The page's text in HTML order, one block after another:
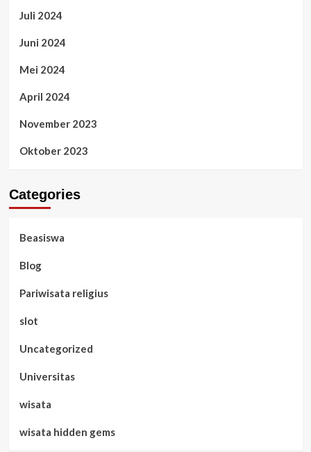
Juli 2024
Juni 2024
Mei 2024
April 2024
November 2023
Oktober 2023
Categories
Beasiswa
Blog
Pariwisata religius
slot
Uncategorized
Universitas
wisata
wisata hidden gems